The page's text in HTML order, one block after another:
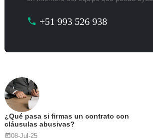
+51 993 526 938
¿Qué pasa si firmas un contrato con
cláusulas abusivas?
08-Jul-25